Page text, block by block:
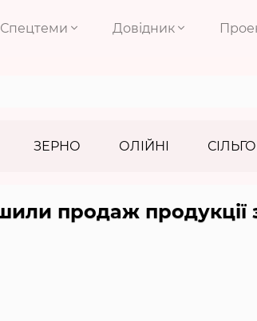
Спецтеми Довідник
ЗЕРНО ОЛІЙНІ
продаж продукції